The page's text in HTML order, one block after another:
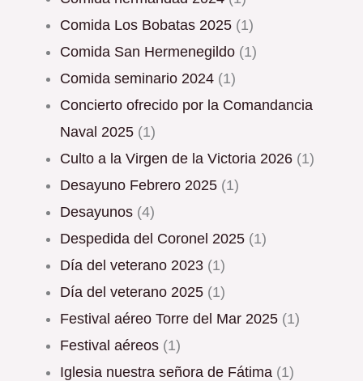
Comida Los Bobatas 2025 (1)
Comida San Hermenegildo (1)
Comida seminario 2024 (1)
Concierto ofrecido por la Comandancia
Naval 2025 (1)
Culto a la Virgen de la Victoria 2026 (1)
Desayuno Febrero 2025 (1)
Desayunos (4)
Despedida del Coronel 2025 (1)
Día del veterano 2023 (1)
Día del veterano 2025 (1)
Festival aéreo Torre del Mar 2025 (1)
Festival aéreos (1)
Iglesia nuestra señora de Fátima (1)